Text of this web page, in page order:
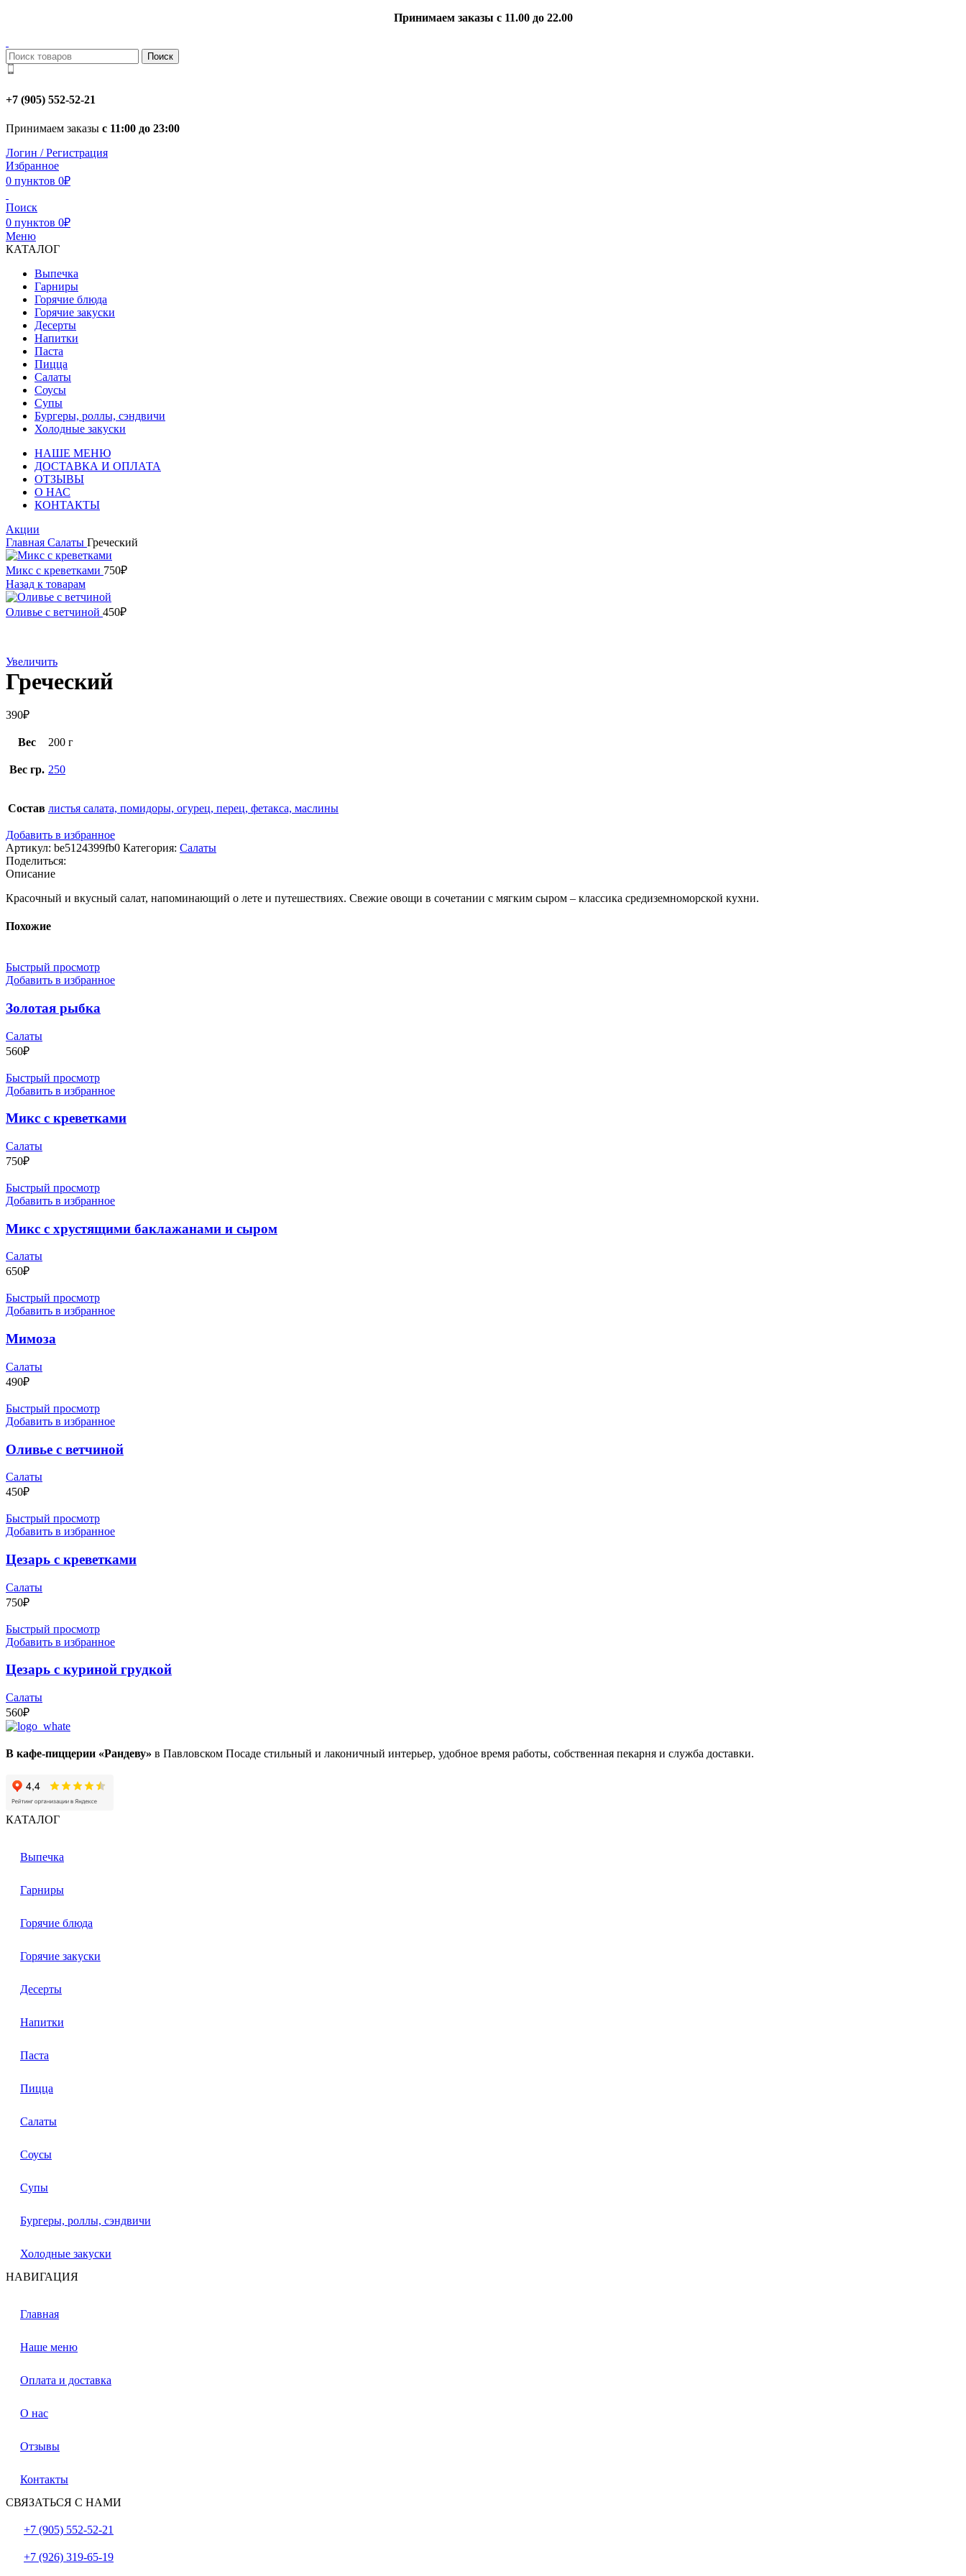
Принимаем заказы с 11.00 до 22.00
Поиск
+7 (905) 552-52-21
Принимаем заказы с 11:00 до 23:00
Логин / Регистрация
Избранное
0 пунктов 0₽
Поиск
0 пунктов 0₽
Меню
КАТАЛОГ
Выпечка
Гарниры
Горячие блюда
Горячие закуски
Десерты
Напитки
Паста
Пицца
Салаты
Соусы
Супы
Бургеры, роллы, сэндвичи
Холодные закуски
НАШЕ МЕНЮ
ДОСТАВКА И ОПЛАТА
ОТЗЫВЫ
О НАС
КОНТАКТЫ
Акции
Главная Салаты Греческий
Микс с креветками 750₽
Назад к товарам
Оливье с ветчиной 450₽
Увеличить
Греческий
390₽
Вес 200 г
Вес гр. 250
Состав листья салата, помидоры, огурец, перец, фетакса, маслины
Добавить в избранное
Артикул: be5124399fb0 Категория: Салаты
Поделиться:
Описание
Красочный и вкусный салат, напоминающий о лете и путешествиях. Свежие овощи в сочетании с мягким сыром – классика средиземноморской кухни.
Похожие
Быстрый просмотр
Добавить в избранное
Золотая рыбка
Салаты
560₽
Быстрый просмотр
Добавить в избранное
Микс с креветками
Салаты
750₽
Быстрый просмотр
Добавить в избранное
Микс с хрустящими баклажанами и сыром
Салаты
650₽
Быстрый просмотр
Добавить в избранное
Мимоза
Салаты
490₽
Быстрый просмотр
Добавить в избранное
Оливье с ветчиной
Салаты
450₽
Быстрый просмотр
Добавить в избранное
Цезарь с креветками
Салаты
750₽
Быстрый просмотр
Добавить в избранное
Цезарь с куриной грудкой
Салаты
560₽
В кафе-пиццерии «Рандеву» в Павловском Посаде стильный и лаконичный интерьер, удобное время работы, собственная пекарня и служба доставки.
КАТАЛОГ
Выпечка
Гарниры
Горячие блюда
Горячие закуски
Десерты
Напитки
Паста
Пицца
Салаты
Соусы
Супы
Бургеры, роллы, сэндвичи
Холодные закуски
НАВИГАЦИЯ
Главная
Наше меню
Оплата и доставка
О нас
Отзывы
Контакты
СВЯЗАТЬСЯ С НАМИ
+7 (905) 552-52-21
+7 (926) 319-65-19